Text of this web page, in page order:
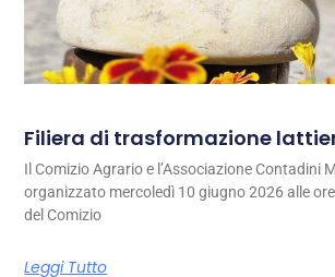
Filiera di trasformazione
Il Comizio Agrario e l’Associazione Contadini
organizzato mercoledì 10 giugno 2026 alle
del Comizio
Leggi Tutto